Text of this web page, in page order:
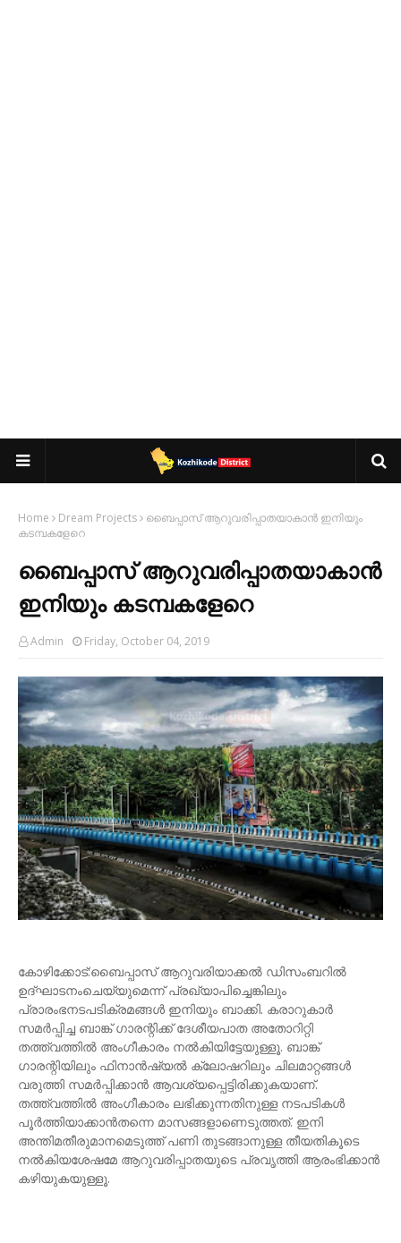
Home Dream Projects
ബൈപ്പാസ് ആറുവരിപ്പാതയാകാൻ ഇനിയും
കടമ്പകളേറെ
ബൈപ്പാസ് ആറുവരിപ്പാതയാകാൻ
ഇനിയും കടമ്പകളേറെ
Admin Friday, October 04, 2019
കോഴിക്കോട്:ബൈപ്പാസ് ആറുവരിയാക്കൽ ഡിസംബറിൽ
ഉദ്ഘാടനംചെയ്യുമെന്ന് പ്രഖ്യാപിച്ചെങ്കിലും
പ്രാരംഭനടപടിക്രമങ്ങൾ ഇനിയും ബാക്കി. കരാറുകാർ
സമർപ്പിച്ച ബാങ്ക് ഗാരന്റിക്ക്‌ ദേശീയപാത അതോറിറ്റി
തത്ത്വത്തിൽ അംഗീകാരം നൽകിയിട്ടേയുള്ളൂ. ബാങ്ക്
ഗാരന്റിയിലും ഫിനാൻഷ്യൽ ക്ലോഷറിലും ചിലമാറ്റങ്ങൾ
വരുത്തി സമർപ്പിക്കാൻ ആവശ്യപ്പെട്ടിരിക്കുകയാണ്.
തത്ത്വത്തിൽ അംഗീകാരം ലഭിക്കുന്നതിനുള്ള നടപടികൾ
പൂർത്തിയാക്കാൻതന്നെ മാസങ്ങളാണെടുത്തത്. ഇനി
അന്തിമതീരുമാനമെടുത്ത് പണി തുടങ്ങാനുള്ള തീയതികൂടെ
നൽകിയശേഷമേ ആറുവരിപ്പാതയുടെ പ്രവൃത്തി ആരംഭിക്കാൻ
കഴിയുകയുള്ളൂ.